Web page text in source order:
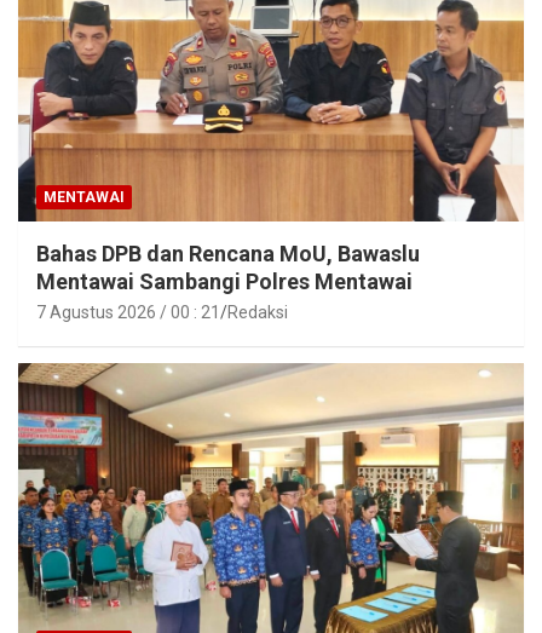
MENTAWAI
Bahas DPB dan Rencana MoU, Bawaslu
Mentawai Sambangi Polres Mentawai
7 Agustus 2026 / 00 : 21 Redaksi